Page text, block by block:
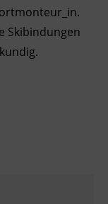
Skibindungen